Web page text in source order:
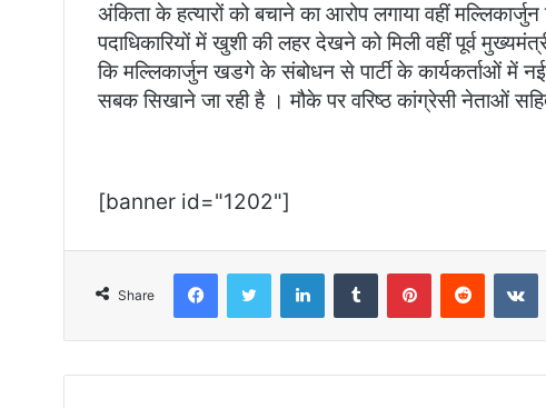
अंकिता के हत्यारों को बचाने का आरोप लगाया वहीं
पदाधिकारियों में खुशी की लहर देखने को मिली वहीं पूर्व
कि मल्लिकार्जुन खडगे के संबोधन से पार्टी के कार्यकर्ताओं में
सबक सिखाने जा रही है । मौके पर वरिष्ठ कांग्रेसी नेताओं
[banner id="1202"]
Share
FacebookTwitter LinkedInTumblr PinterestReddit